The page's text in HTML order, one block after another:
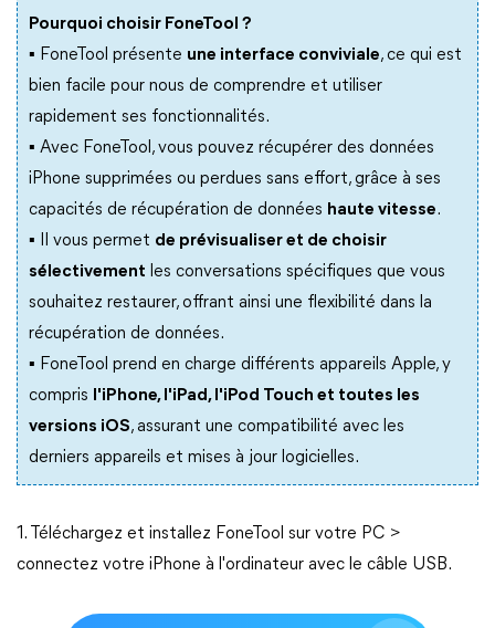
Pourquoi choisir FoneTool ?
▪︎ FoneTool présente une interface conviviale, ce qui est
bien facile pour nous de comprendre et utiliser
rapidement ses fonctionnalités.
▪︎ Avec FoneTool, vous pouvez récupérer des données
iPhone supprimées ou perdues sans effort, grâce à ses
capacités de récupération de données haute vitesse.
▪︎ Il vous permet de prévisualiser et de choisir
sélectivement les conversations spécifiques que vous
souhaitez restaurer, offrant ainsi une flexibilité dans la
récupération de données.
▪︎ FoneTool prend en charge différents appareils Apple, y
compris
l'iPhone, l'iPad, l'iPod Touch et toutes les
versions iOS, assurant une compatibilité avec les
derniers appareils et mises à jour logicielles.
1. Téléchargez et installez FoneTool sur votre PC >
connectez votre iPhone à l'ordinateur avec le câble USB.